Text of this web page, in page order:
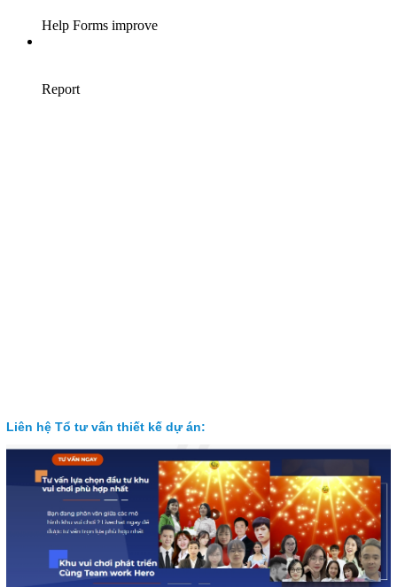
Liên hệ Tổ tư vấn thiết kế dự án: